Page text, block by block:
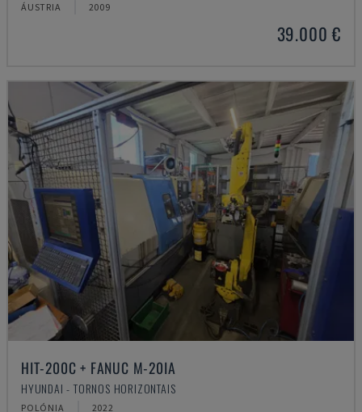
ÁUSTRIA 2009
39.000 €
HIT-200C + FANUC M-20IA
HYUNDAI - TORNOS HORIZONTAIS
POLÓNIA 2022